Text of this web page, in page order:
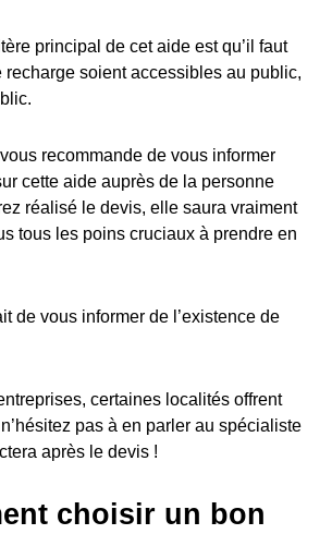
principal de cet aide est qu’il faut
recharge soient accessibles au public,
recommande de vous informer
cette aide auprès de la personne
réalisé le devis, elle saura vraiment
tous les poins cruciaux à prendre en
de vous informer de l’existence de
certaines localités offrent
pas à en parler au spécialiste
après le devis !
choisir un bon